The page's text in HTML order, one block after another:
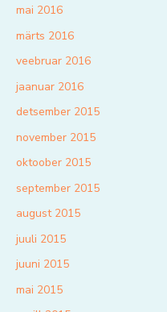
mai 2016
märts 2016
veebruar 2016
jaanuar 2016
detsember 2015
november 2015
oktoober 2015
september 2015
august 2015
juuli 2015
juuni 2015
mai 2015